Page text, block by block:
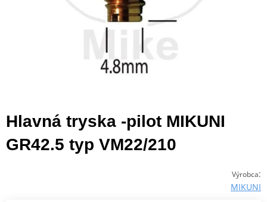
Hlavná tryska -pilot MIKUNI
GR42.5 typ VM22/210
Výrobca:
MIKUNI